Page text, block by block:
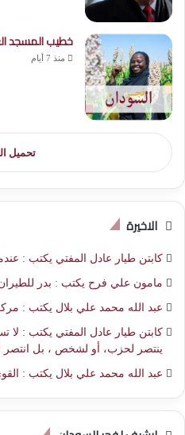
خطيب المسجد
منذ 7 أيام
تحميل
الاخيرة
كابتن طيار عادل المفتي يكتب :
مامون علي فرح يكتب : بدر
عبد الله محمد علي بلال يكتب : مركز
كابتن طيار عادل المفتي يكتب : لا
ينتصر لحزب، أو لشخص ، بل
عبد الله محمد علي بلال يكتب :